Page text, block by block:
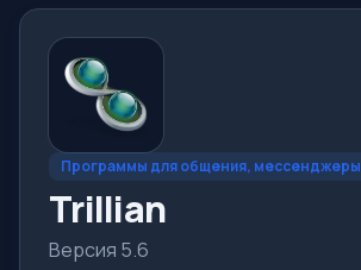
Программы для общения, мессенджеры
Trillian
Версия 5.6